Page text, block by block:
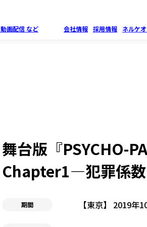
動画配信 など 会社情報 採用情報 ネルケ
舞台版『PSYCHO-
Chapter1―犯罪係数
期間 【東京】 2019年